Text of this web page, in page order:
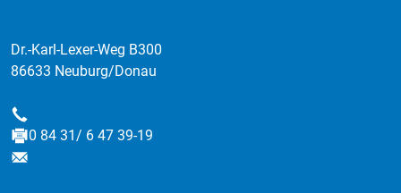
Dr.-Karl-Lexer-Weg B300
86633 Neuburg/Donau
Telefon
Fax
0 84 31/ 6 47 39-19
E-Mail